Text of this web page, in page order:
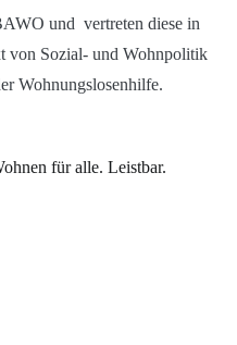
und vertreten diese in
von Sozial- und Wohnpolitik
Wohnungslosenhilfe.
für alle. Leistbar.